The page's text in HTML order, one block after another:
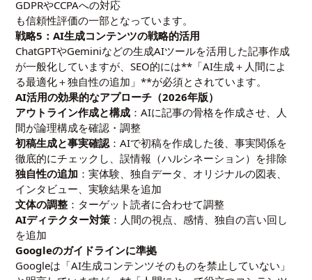
GDPRやCCPAへの対応
も信頼性評価の一部となっています。
戦略5：AI生成コンテンツの戦略的活用
ChatGPTやGeminiなどの生成AIツールを活用した記事作成
が一般化していますが、SEO的には**「AI生成＋人間によ
る最適化＋独自性の追加」**が必須とされています。
AI活用の効果的なアプローチ（2026年版）
アウトライン作成と構成 ：AIに記事の骨格を作成させ、人
間が論理構成を確認・調整
初稿生成と事実確認 ：AIで初稿を作成した後、事実関係を
徹底的にチェックし、誤情報（ハルシネーション）を排除
独自性の追加 ：実体験、独自データ、オリジナルの図表、
インタビュー、実験結果を追加
文体の調整 ：ターゲット読者に合わせて調整
AIディテクター対策 ：人間の視点、感情、独自の言い回し
を追加
Googleのガイドラインに準拠
Googleは「AI生成コンテンツそのものを禁止していない」